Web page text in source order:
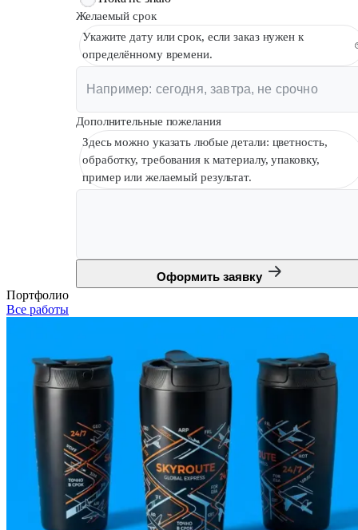
Желаемый срок
Укажите дату или срок, если заказ нужен к
определённому времени.
Дополнительные пожелания
Здесь можно указать любые детали: цветность,
обработку, требования к материалу, упаковку,
пример или желаемый результат.
Оформить заявку
Портфолио
Все работы